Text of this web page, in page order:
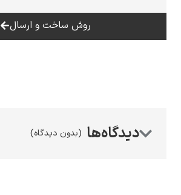
روش ساخت و ارسال
(بدون دیدگاه)